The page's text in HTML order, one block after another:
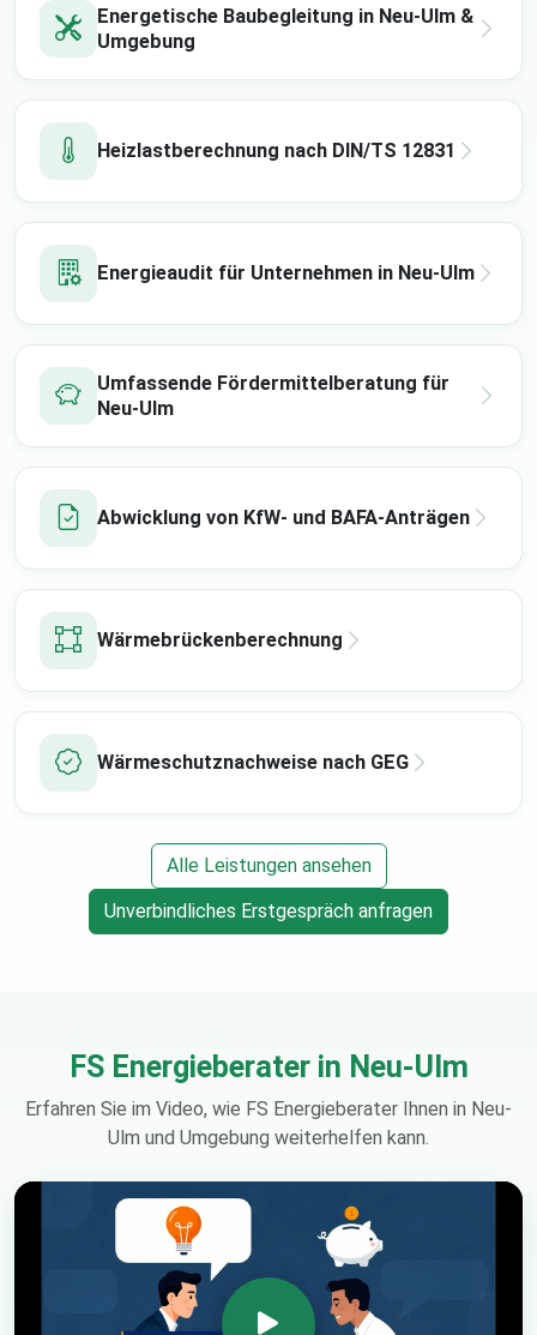
Energetische Baubegleitung in Neu-Ulm &
Umgebung
Heizlastberechnung nach DIN/TS 12831
Energieaudit für Unternehmen in Neu-Ulm
Umfassende Fördermittelberatung für
Neu-Ulm
Abwicklung von KfW- und BAFA-Anträgen
Wärmebrückenberechnung
Wärmeschutznachweise nach GEG
Alle Leistungen ansehen
Unverbindliches Erstgespräch anfragen
FS Energieberater in Neu-Ulm
Erfahren Sie im Video, wie FS Energieberater Ihnen in Neu-
Ulm und Umgebung weiterhelfen kann.